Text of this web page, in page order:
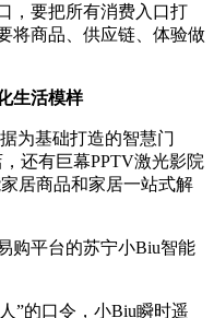
，要把所有消费入口打
将商品、供应链、体验做
生活模样
为基础打造的智慧门
还有巨幕PPTV激光影院
居商品和家居一站式解
购平台的苏宁小Biu智能
”的口令，小Biu瞬时遥